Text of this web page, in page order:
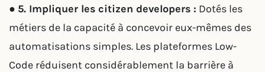
● 5. Impliquer les citizen developers : Dotés les
métiers de la capacité à concevoir eux-mêmes des
automatisations simples. Les plateformes Low-
Code réduisent considérablement la barrière à